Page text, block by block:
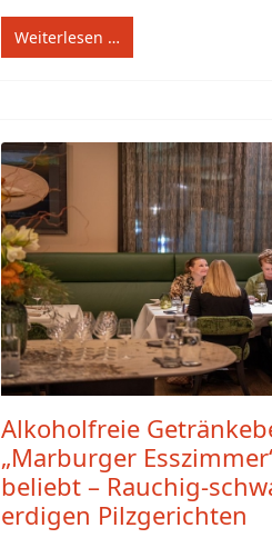
Weiterlesen …
Alkoholfreie
„Marburger
beliebt – Rauchig-
erdigen Pilzgerichten